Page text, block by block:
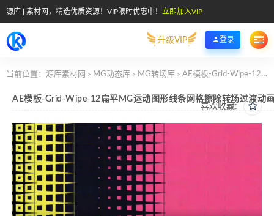
源库 | 素材网，精选优质资源！VIP限时优惠中！ 立即加入VIP
升级VIP 登录
当前位置： 源库素材网 > MG动态库 > MG转场库 > AE模板-Grid-Wipe-12扁平MG运动图形线条网格擦除转场过渡动画
喜欢收藏:
AE模板-Grid-Wipe-12扁平MG运动图形线条网格擦除转场过渡动